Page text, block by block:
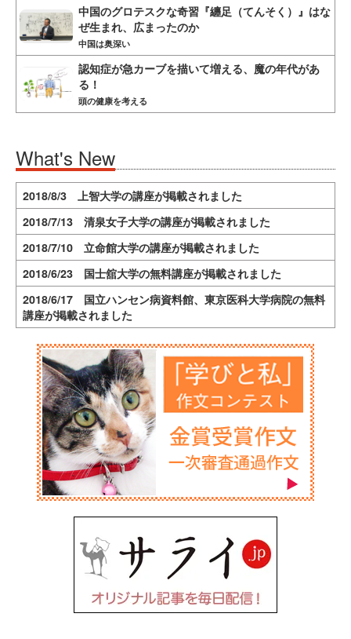
中国のグロテスクな奇習『纏足（てんそく）』はな
ぜ生まれ、広まったのか
中国は奥深い
認知症が急カーブを描いて増える、魔の年代があ
る！
頭の健康を考える
What's New
2018/8/3 上智大学の講座が掲載されました
2018/7/13 清泉女子大学の講座が掲載されました
2018/7/10 立命館大学の講座が掲載されました
2018/6/23 国士舘大学の無料講座が掲載されました
2018/6/17 国立ハンセン病資料館、東京医科大学病院の無料
講座が掲載されました